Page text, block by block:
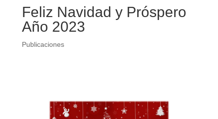
Feliz Navidad y Próspero
Año 2023
Publicaciones